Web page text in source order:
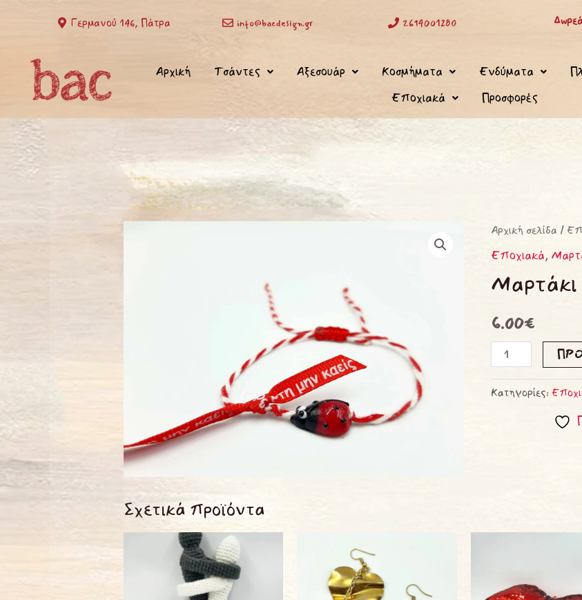
Γερμανού 146, Πάτρα info@bacdesign.gr 2614001280
Αρχική Τσάντες Αξεσουάρ Κοσμήματα Ενδύματα
Εποχιακά
Προσφορές
Αρχική σελίδα /
Εποχιακά,
6.00€
Μαρτάκι
με
πασχαλίτσα
ποσότητα
Κατηγορίες:
Σχετικά προϊόντα